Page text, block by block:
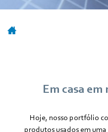
Em casa
Hoje, nosso portfólio
produtos usados em